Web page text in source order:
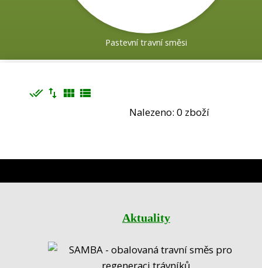
Pastevní travní směsi
done_all import_export view_module view_list
Nalezeno: 0 zboží
Aktuality